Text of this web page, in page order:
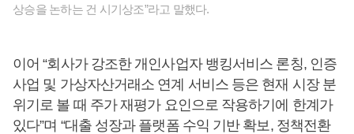
상승을 논하는 건 시기상조”라고 말했다.
이어 “회사가 강조한 개인사업자 뱅킹서비스 론칭, 인증
사업 및 가상자산거래소 연계 서비스 등은 현재 시장 분
위기로 볼 때 주가 재평가 요인으로 작용하기에 한계가
있다”며 “대출 성장과 플랫폼 수익 기반 확보, 정책전환